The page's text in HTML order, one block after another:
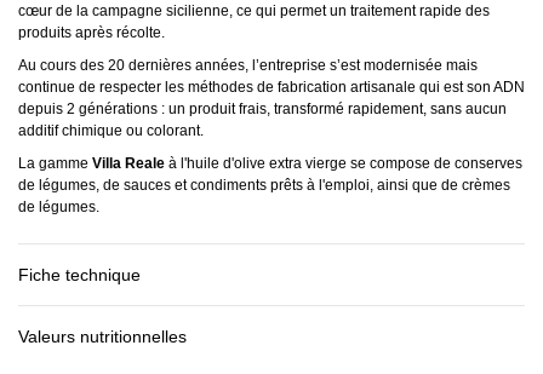
cœur de la campagne sicilienne, ce qui permet un traitement rapide des
produits après récolte.
Au cours des 20 dernières années, l’entreprise s’est modernisée mais
continue de respecter les méthodes de fabrication artisanale qui est son ADN
depuis 2 générations : un produit frais, transformé rapidement, sans aucun
additif chimique ou colorant.
La gamme Villa Reale à l'huile d'olive extra vierge se compose de conserves
de légumes, de sauces et condiments prêts à l'emploi, ainsi que de crèmes
de légumes.
Fiche technique
Valeurs nutritionnelles